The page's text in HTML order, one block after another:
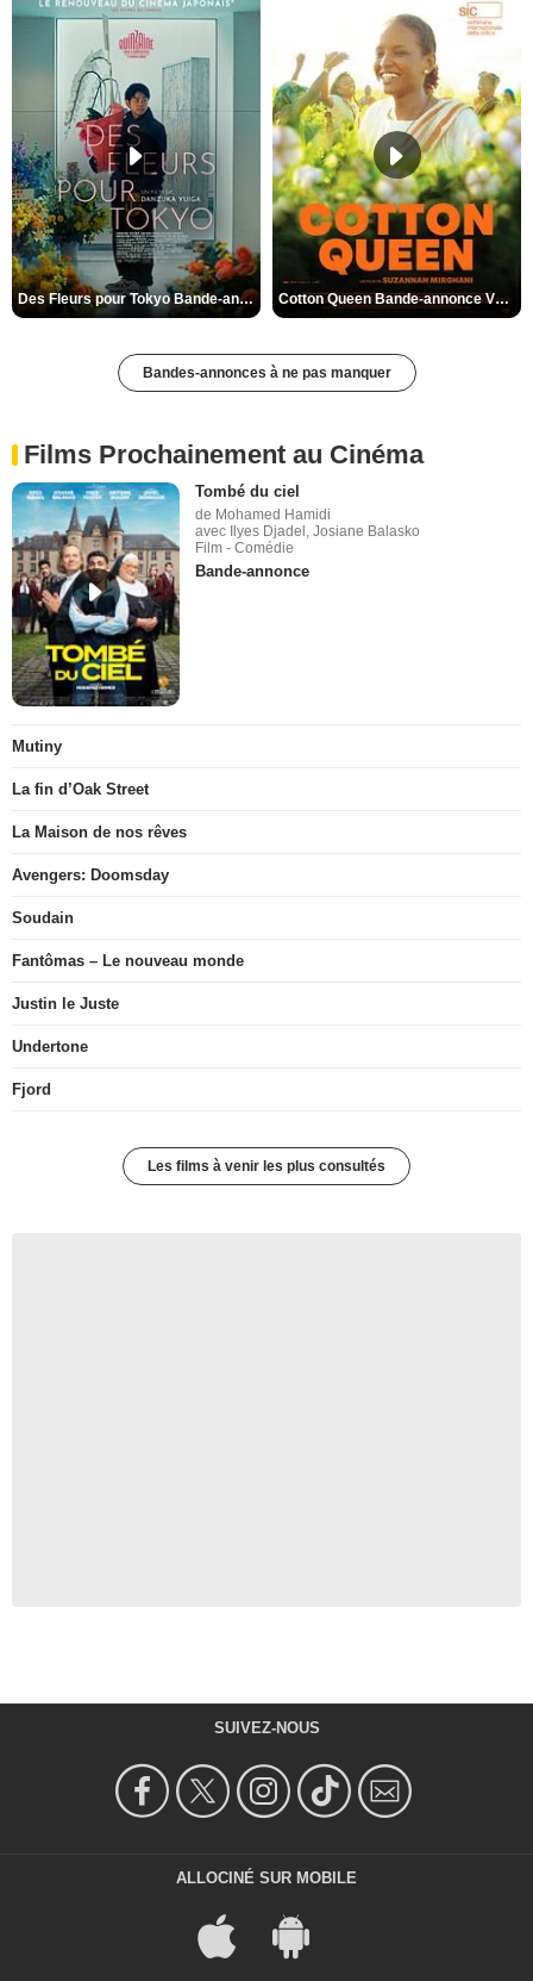
Des Fleurs pour Tokyo Bande-annonce VO STFR Cotton Queen Bande-annonce VO STFR
Bandes-annonces à ne pas manquer
Films Prochainement au Cinéma
Tombé du ciel
de Mohamed Hamidi
avec Ilyes Djadel, Josiane Balasko
Film - Comédie
Bande-annonce
Mutiny
La fin d’Oak Street
La Maison de nos rêves
Avengers: Doomsday
Soudain
Fantômas – Le nouveau monde
Justin le Juste
Undertone
Fjord
Les films à venir les plus consultés
SUIVEZ-NOUS
ALLOCINÉ SUR MOBILE